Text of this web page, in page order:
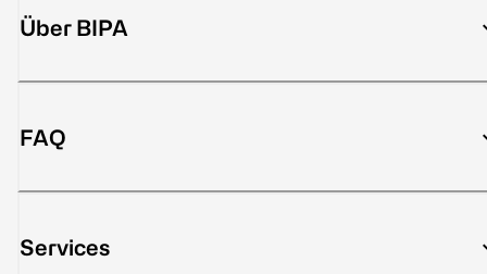
Über BIPA
FAQ
Services